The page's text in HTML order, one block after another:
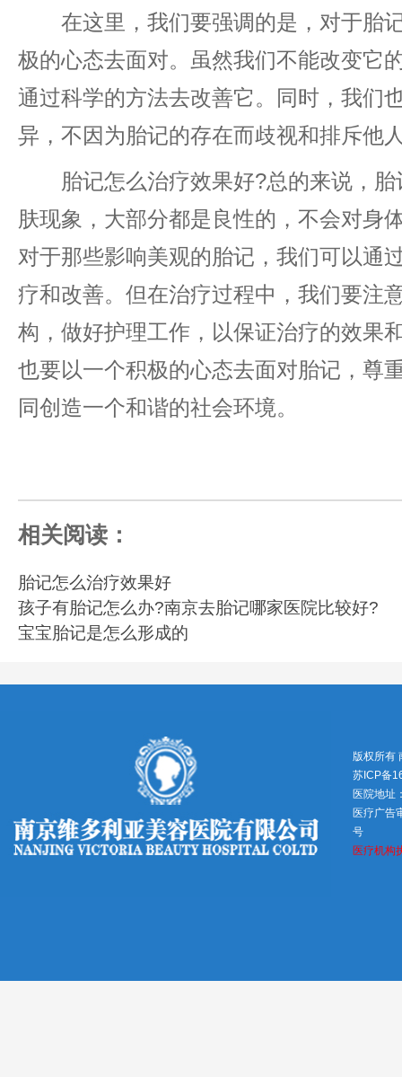
在这里，我们要强调的是，对于胎
极的心态去面对。虽然我们不能改变它
通过科学的方法去改善它。同时，我们
异，不因为胎记的存在而歧视和排斥他
胎记怎么治疗效果好?总的来说，胎
肤现象，大部分都是良性的，不会对身
对于那些影响美观的胎记，我们可以通
疗和改善。但在治疗过程中，我们要注
构，做好护理工作，以保证治疗的效果
也要以一个积极的心态去面对胎记，尊
同创造一个和谐的社会环境。
相关阅读：
胎记怎么治疗效果好
孩子有胎记怎么办?南京去胎记哪家医院比较好?
宝宝胎记是怎么形成的
版权所有
苏ICP备
医院地址
医疗广告
号
医疗机构